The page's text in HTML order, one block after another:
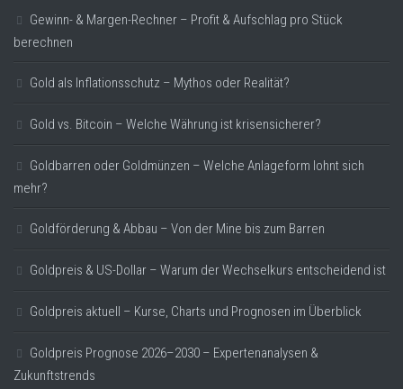
Gewinn- & Margen-Rechner – Profit & Aufschlag pro Stück
berechnen
Gold als Inflationsschutz – Mythos oder Realität?
Gold vs. Bitcoin – Welche Währung ist krisensicherer?
Goldbarren oder Goldmünzen – Welche Anlageform lohnt sich
mehr?
Goldförderung & Abbau – Von der Mine bis zum Barren
Goldpreis & US-Dollar – Warum der Wechselkurs entscheidend ist
Goldpreis aktuell – Kurse, Charts und Prognosen im Überblick
Goldpreis Prognose 2026–2030 – Expertenanalysen &
Zukunftstrends